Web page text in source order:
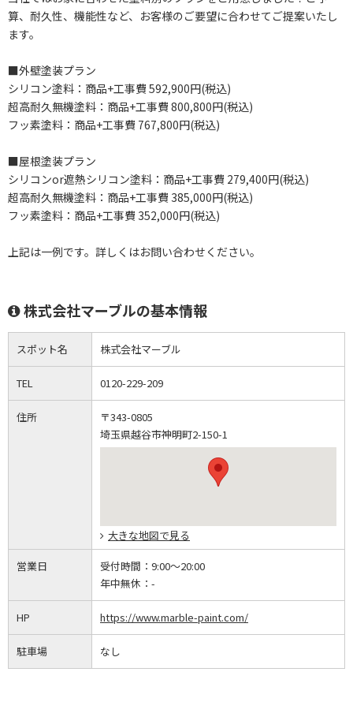
算、耐久性、機能性など、お客様のご要望に合わせてご提案いたし
ます。
■外壁塗装プラン
シリコン塗料：商品+工事費 592,900円(税込)
超高耐久無機塗料：商品+工事費 800,800円(税込)
フッ素塗料：商品+工事費 767,800円(税込)
■屋根塗装プラン
シリコンor遮熱シリコン塗料：商品+工事費 279,400円(税込)
超高耐久無機塗料：商品+工事費 385,000円(税込)
フッ素塗料：商品+工事費 352,000円(税込)
上記は一例です。詳しくはお問い合わせください。
株式会社マーブルの基本情報
スポット名 株式会社マーブル
TEL 0120-229-209
住所
〒343-0805
埼玉県越谷市神明町2-150-1
大きな地図で見る
営業日 受付時間： 9:00～20:00
年中無休： -
HP https://www.marble-paint.com/
駐車場 なし